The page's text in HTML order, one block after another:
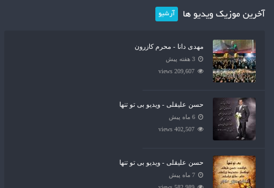
آخرین موزیک ویدیو ها آرشیو
مهدی دانا - محرم کازرون
3 هفته پیش
209,607 views
حسن علیقلی - ویدیو بی تو تنها
6 ماه پیش
402,507 views
حسن علیقلی - ویدیو بی تو تنها
7 ماه پیش